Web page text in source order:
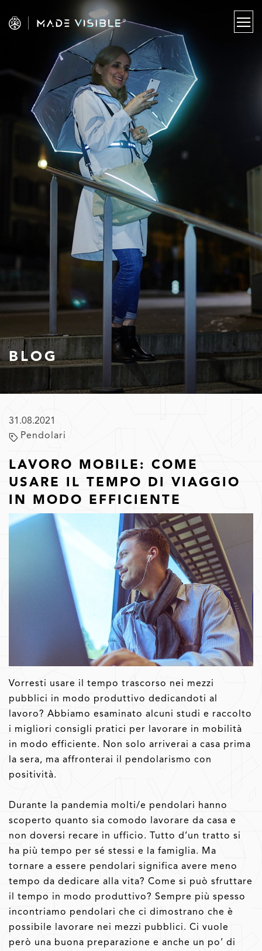
BLOG
31.08.2021
Pendolari
LAVORO MOBILE: COME
USARE IL TEMPO DI VIAGGIO
IN MODO EFFICIENTE
Vorresti usare il tempo trascorso nei mezzi
pubblici in modo produttivo dedicandoti al
lavoro? Abbiamo esaminato alcuni studi e raccolto
i migliori consigli pratici per lavorare in mobilità
in modo efficiente. Non solo arriverai a casa prima
la sera, ma affronterai il pendolarismo con
positività.
Durante la pandemia molti/e pendolari hanno
scoperto quanto sia comodo lavorare da casa e
non doversi recare in ufficio. Tutto d’un tratto si
ha più tempo per sé stessi e la famiglia. Ma
tornare a essere pendolari significa avere meno
tempo da dedicare alla vita? Come si può sfruttare
il tempo in modo produttivo? Sempre più spesso
incontriamo pendolari che ci dimostrano che è
possibile lavorare nei mezzi pubblici. Ci vuole
però una buona preparazione e anche un po’ di